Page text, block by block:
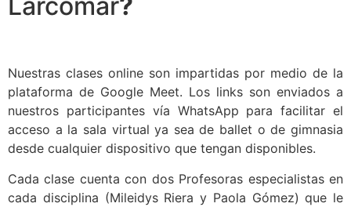
Nuestras clases online son impartidas por medio de la
plataforma de Google Meet. Los links son enviados a
nuestros participantes vía WhatsApp para facilitar el
acceso a la sala virtual ya sea de ballet o de gimnasia
desde cualquier dispositivo que tengan disponibles.
Cada clase cuenta con dos Profesoras especialistas en
cada disciplina (Mileidys Riera y Paola Gómez) que le